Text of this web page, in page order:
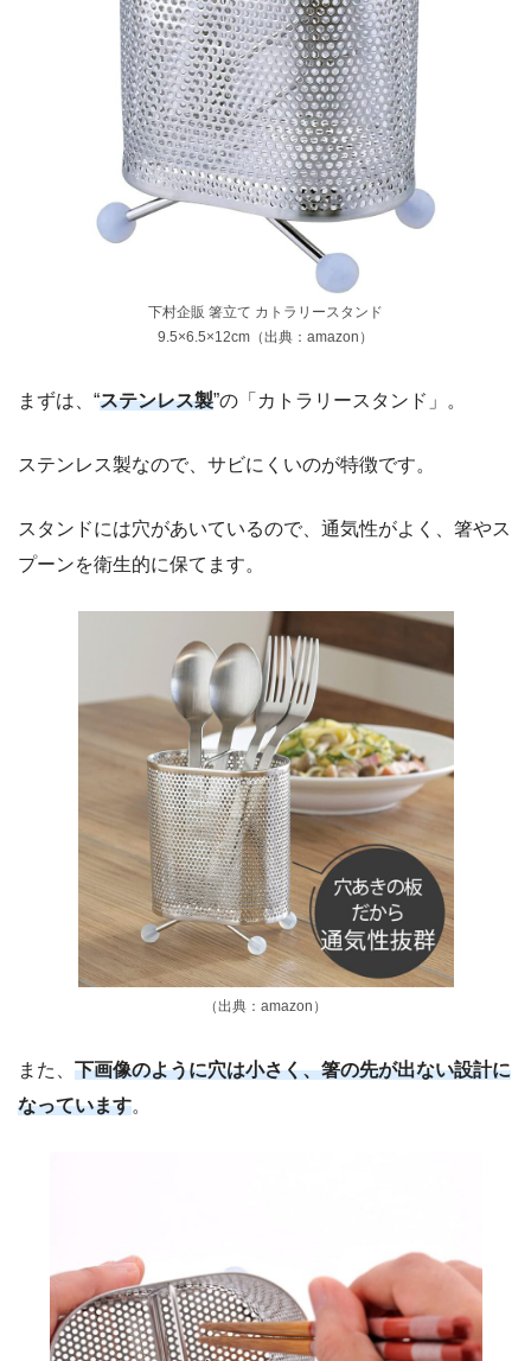
下村企販 箸立て カトラリースタンド
9.5×6.5×12cm（出典：amazon）
まずは、“ステンレス製”の「カトラリースタンド」。
ステンレス製なので、サビにくいのが特徴です。
スタンドには穴があいているので、通気性がよく、箸やス
プーンを衛生的に保てます。
（出典：amazon）
また、 下画像のように穴は小さく、箸の先が出ない設計に
なっています。